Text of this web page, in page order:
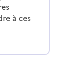
à ces